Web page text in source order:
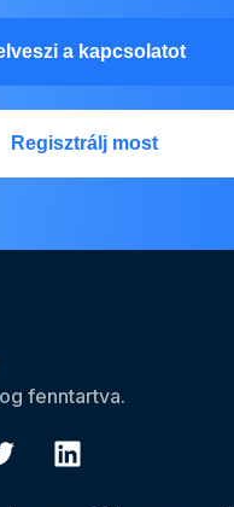
a kapcsolatot
Regisztrálj most
fenntartva.